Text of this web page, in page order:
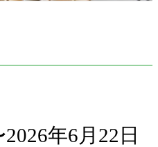
年6月22日